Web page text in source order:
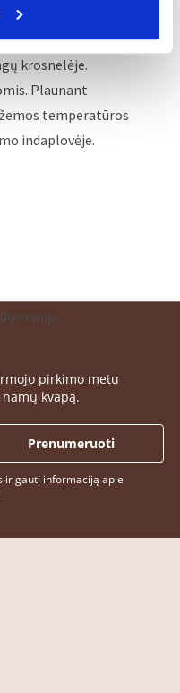
krosnelėje.
Plaunant
temperatūros
indaplovėje.
pirkimo metu
kvapą.
ir gauti informaciją apie
Prenumeruoti